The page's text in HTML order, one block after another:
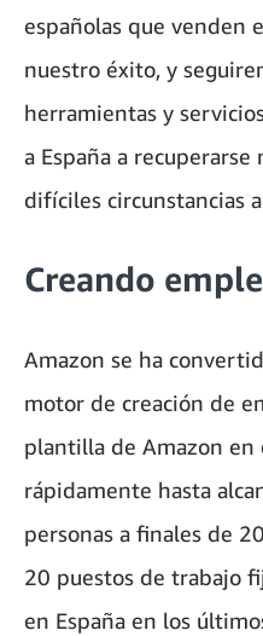
españolas que venden
nuestro éxito, y
herramientas y
a España a
difíciles circunstancias
Creando
Amazon se ha
motor de creación de
plantilla de Amazon en
rápidamente hasta
personas a finales de
20 puestos de trabajo
en España en los